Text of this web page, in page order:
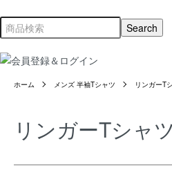
ホーム メンズ 半袖Tシャツ リンガーT
リンガーTシャツ